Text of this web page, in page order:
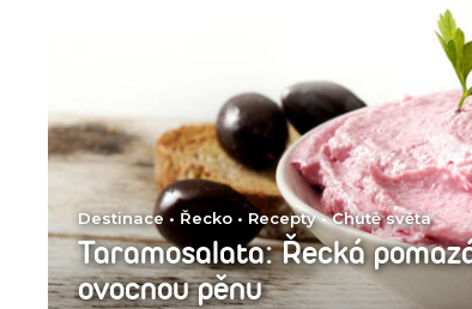
Destinace• Řecko • Recepty•Chutě světa
Taramosalata: Řecká
ovocnou pěnu